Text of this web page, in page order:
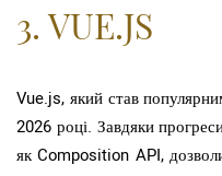
3. VUE.JS
Vue.js, який став
2026 році. Завдяки
як Composition API,